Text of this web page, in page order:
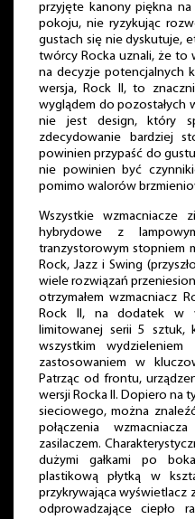
przyjęte kanony piękna
pokoju, nie ryzykując
gustach się nie dyskutuje,
twórcy Rocka uznali, że to
na decyzje potencjalnych
wersja, Rock II, to
wyglądem do pozostałych
nie jest design, który
zdecydowanie bardziej
powinien przypaść do
nie powinien być
pomimo walorów
Wszystkie wzmacniacze
hybrydowe z
tranzystorowym stopniem
Rock, Jazz i Swing
wiele rozwiązań
otrzymałem wzmacniacz
Rock II, na dodatek w
limitowanej serii 5
wszystkim
zastosowaniem w
Patrząc od frontu,
wersji Rocka II. Dopiero na
sieciowego, można
połączenia
zasilaczem.
dużymi gałkami po
plastikową płytką w
przykrywająca wyświetlacz
odprowadzające ciepło